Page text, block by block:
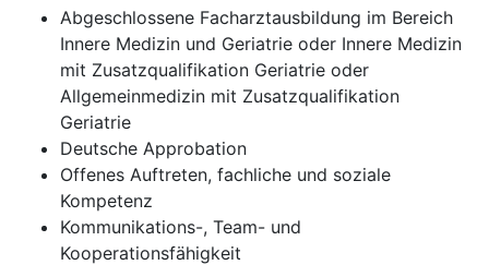
Abgeschlossene Facharztausbildung im Bereich
Innere Medizin und Geriatrie oder Innere Medizin
mit Zusatzqualifikation Geriatrie oder
Allgemeinmedizin mit Zusatzqualifikation
Geriatrie
Deutsche Approbation
Offenes Auftreten, fachliche und soziale
Kompetenz
Kommunikations-, Team- und
Kooperationsfähigkeit